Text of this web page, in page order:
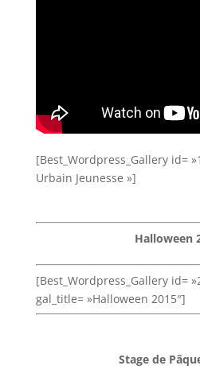
[Best_Wordpress_Gallery id=
Urbain Jeunesse »]
Halloween
[Best_Wordpress_Gallery id=
gal_title= »Halloween 2015″]
Stage de